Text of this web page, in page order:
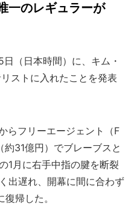
一のレギュラーが
（日本時間）に、キム・
ストに入れたことを発表
らフリーエージェント（F
31億円）でブレーブスと
1月に右手中指の腱を断裂
出遅れ、開幕に間に合わず
帰した。